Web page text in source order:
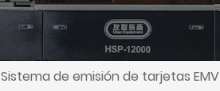
Sistema de emisión de tarjetas EMV